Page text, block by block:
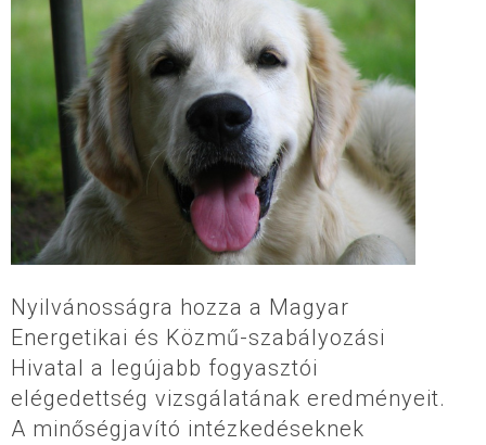
Nyilvánosságra hozza a Magyar
Energetikai és Közmű-szabályozási
Hivatal a legújabb fogyasztói
elégedettség vizsgálatának eredményeit.
A minőségjavító intézkedéseknek